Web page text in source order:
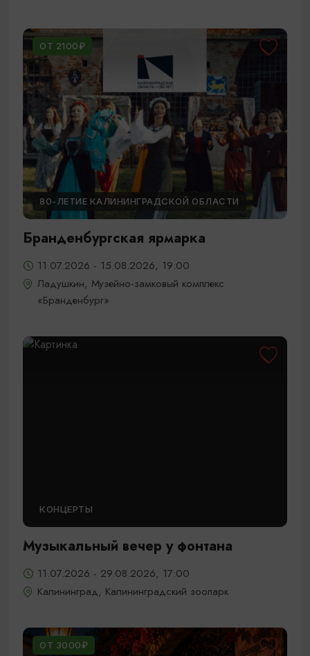
ОТ 2100₽
80-ЛЕТИЕ КАЛИНИНГРАДСКОЙ ОБЛАСТИ
Бранденбургская ярмарка
11.07.2026 - 15.08.2026, 19:00
Ладушкин, Музейно-замковый комплекс
«Бранденбург»
КОНЦЕРТЫ
Музыкальный вечер у фонтана
11.07.2026 - 29.08.2026, 17:00
Калининград, Калининградский зоопарк
ОТ 3000₽